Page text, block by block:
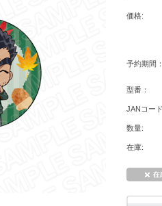
価格:
予約期間：
型番：
JANコード
数量:
在庫: